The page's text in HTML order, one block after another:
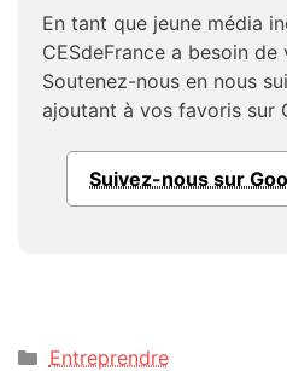
En tant que jeune média
CESdeFrance a besoin de
Soutenez-nous en nous
ajoutant à vos favoris sur
Suivez-nous sur
Catégories
Entreprendre